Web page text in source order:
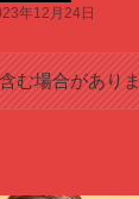
年12月24日
む場合がありま